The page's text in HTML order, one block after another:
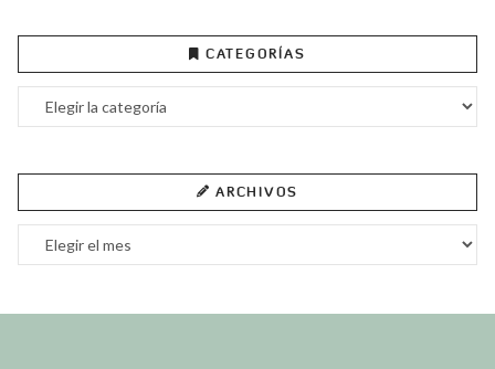
CATEGORÍAS
Categorías
ARCHIVOS
Archivos